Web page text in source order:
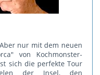
nur mit dem neuen
von Kochmonster-
sich die perfekte Tour
der Insel, den